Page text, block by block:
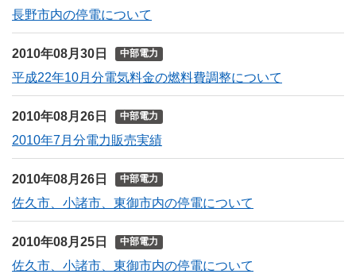
長野市内の停電について
2010年08月30日 中部電力
平成22年10月分電気料金の燃料費調整について
2010年08月26日 中部電力
2010年7月分電力販売実績
2010年08月26日 中部電力
佐久市、小諸市、東御市内の停電について
2010年08月25日 中部電力
佐久市、小諸市、東御市内の停電について